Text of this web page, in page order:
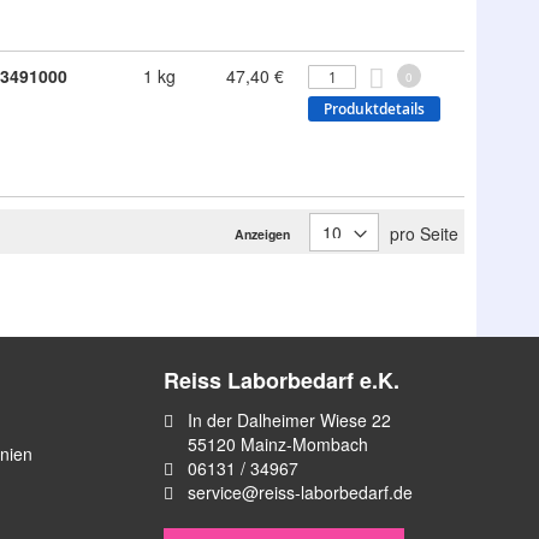
1 kg 47,40 € 0
Produktdetails
Anzeigen pro Seite
Reiss Laborbedarf e.K.
In der Dalheimer Wiese 22
55120 Mainz-Mombach
06131 / 34967
service@reiss-laborbedarf.de